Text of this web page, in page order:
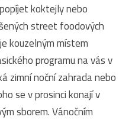
koktejly nebo
street foodových
kouzelným místem
programu na vás v
zimní noční zahrada nebo
se v prosinci konají v
sborem. Vánočním